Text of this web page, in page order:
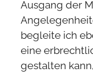
Ausgang der
begleite ich
eine
gestalten